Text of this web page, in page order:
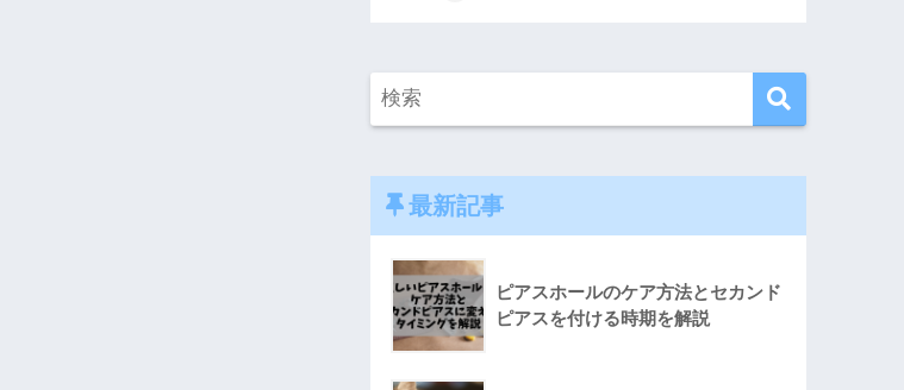
最新記事
ピアスホールのケア方法とセカンド
ピアスを付ける時期を解説